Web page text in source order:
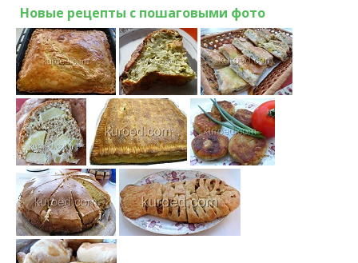
Новые рецепты с пошаговыми фото